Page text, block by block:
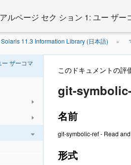
ルページ セク ション 1: ユー ザー
11.3 Information Library (日本語) »
ー ザーコマ
このドキュメントの評
git-
名前
git-symbolic-ref - Read
形式